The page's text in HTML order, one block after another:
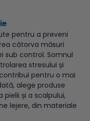
pentru a preveni
câtorva măsuri
sub control. Somnul
stresului și
pentru o mai
alege produse
și a scalpului,
lejere, din materiale